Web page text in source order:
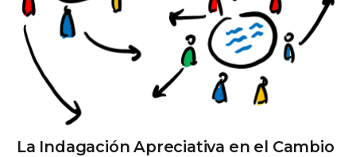
La Indagación Apreciativa en el Cambio